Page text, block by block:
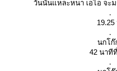
วันนั้นแหละหนา เอไอ จะม
.
19.25
.
นกโก๊
42 นาที
.